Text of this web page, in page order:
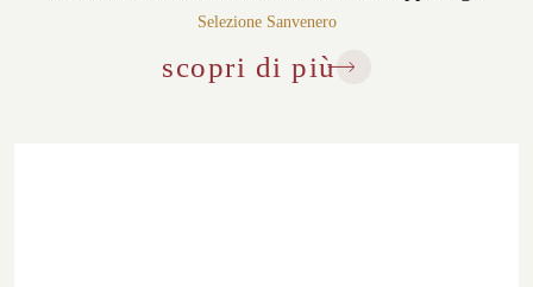
Selezione Sanvenero
scopri di più